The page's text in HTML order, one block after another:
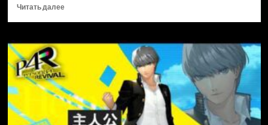
Читать далееПрочитать
Brave
Frontier
Origin
анонсирована
под